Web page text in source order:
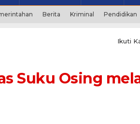
Berita Kriminal Pendidikan
Ikuti
Suku Osing